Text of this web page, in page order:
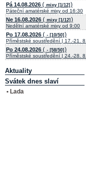
Pá 14.08.2026 ( mixy [1/12] )
Páteční amatérské mixy od 16:30
Ne 16.08.2026 ( mixy [1/12] )
Nedělní amatérské mixy od 9:00
Po 17.08.2026 ( - [10/50] )
Příměstské soustředění | 17.-21.
Po 24.08.2026 ( - [58/50] )
Příměstské soustředění | 24.-28.
Aktuality
Svátek dnes slaví
• Lada